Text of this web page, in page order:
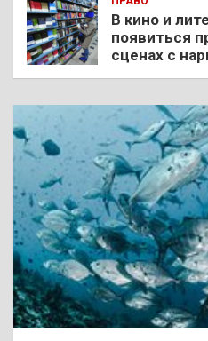
В кино и
появиться
сценах с